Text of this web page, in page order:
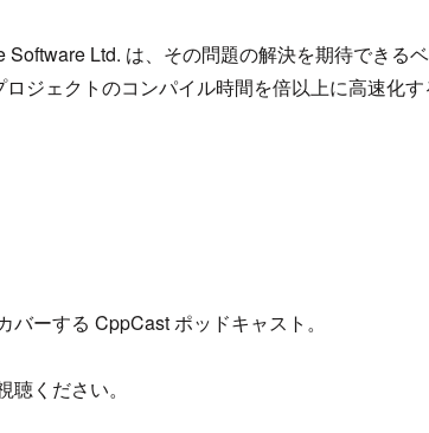
Ltd. は、その問題の解決を期待できる
ジェクトのコンパイル時間を倍以上に高速化
ーする CppCast ポッドキャスト。
聴ください。